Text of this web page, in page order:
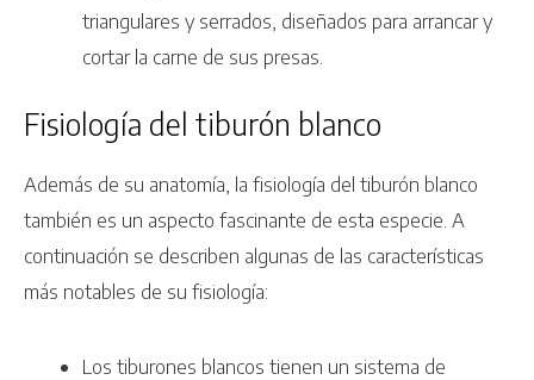
triangulares y serrados, diseñados para arrancar y
cortar la carne de sus presas.
Fisiología del tiburón blanco
Además de su anatomía, la fisiología del tiburón blanco
también es un aspecto fascinante de esta especie. A
continuación se describen algunas de las características
más notables de su fisiología:
Los tiburones blancos tienen un sistema de